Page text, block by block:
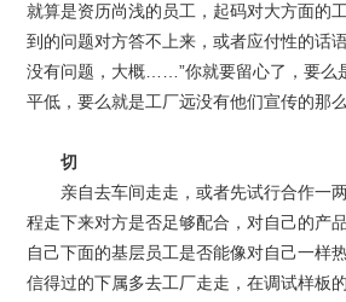
就算是资历尚浅的员工，起码对大方面的
到的问题对方答不上来，或者应付性的话
没有问题，大概……”你就要留心了，要么
平低，要么就是工厂远没有他们宣传的那么
切
亲自去车间走走，或者先试行合作一
程走下来对方是否足够配合，对自己的产
自己下面的基层员工是否能像对自己一样
信得过的下属多去工厂走走，在调试样板